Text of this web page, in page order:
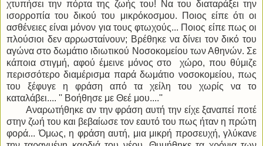
χτυπήσει την πόρτα της ζωής του! Να του διαταράξει την
ισορροπία του δικού του μικρόκοσμου. Ποιος είπε ότι οι
ασθένειες είναι μόνον για τους φτωχούς... Ποιος είπε πως οι
πλούσιοι δεν αρρωσταίνουν; Βρέθηκε να δίνει τον δικό του
αγώνα στο δωμάτιο ιδιωτικού Νοσοκομείου των Αθηνών. Σε
κάποια στιγμή, αφού έμεινε μόνος στο χώρο, που θύμιζε
περισσότερο διαμέρισμα παρά δωμάτιο νοσοκομείου, πως
του ξέφυγε η φράση από τα χείλη του χωρίς να το
καταλάβει.... '' Βοήθησε με Θεέ μου....''
Αναρωτήθηκε αν την φράση αυτή την είχε ξαναπεί ποτέ
στην ζωή του και βεβαίωσε τον εαυτό του πως ήταν η πρώτη
φορά... Όμως, η φράση αυτή, μια μικρή προσευχή, γλύκανε